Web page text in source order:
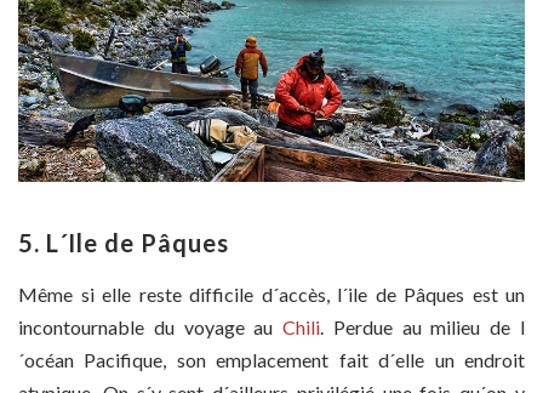
5. L´Ile de Pâques
Même si elle reste difficile d´accès, l´ile de Pâques est un
incontournable du voyage auChili. Perdue au milieu de l
´océan Pacifique, son emplacement fait d´elle un endroit